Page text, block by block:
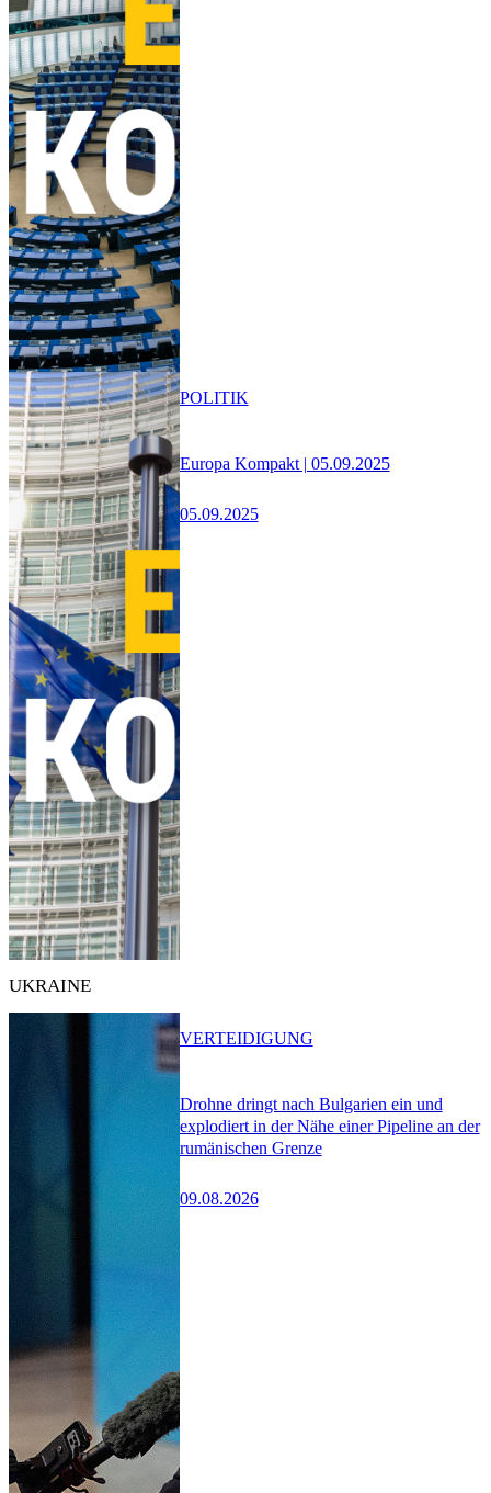
Europa Kompakt | 05.09.2025
05.09.2025
POLITIK
UKRAINE
Drohne dringt nach Bulgarien ein und
explodiert in der Nähe einer Pipeline an der
rumänischen Grenze
09.08.2026
VERTEIDIGUNG